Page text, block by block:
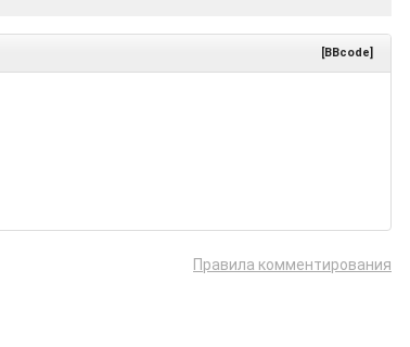
[BBcode]
Правила комментирования